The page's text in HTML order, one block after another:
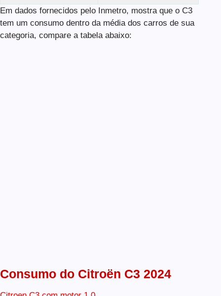
Em dados fornecidos pelo Inmetro, mostra que o C3
tem um consumo dentro da média dos carros de sua
categoria, compare a tabela abaixo:
Consumo do Citroën C3 2024